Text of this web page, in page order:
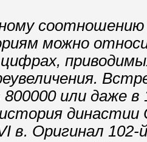
можно
или даже в
династии
Оригинал 102-